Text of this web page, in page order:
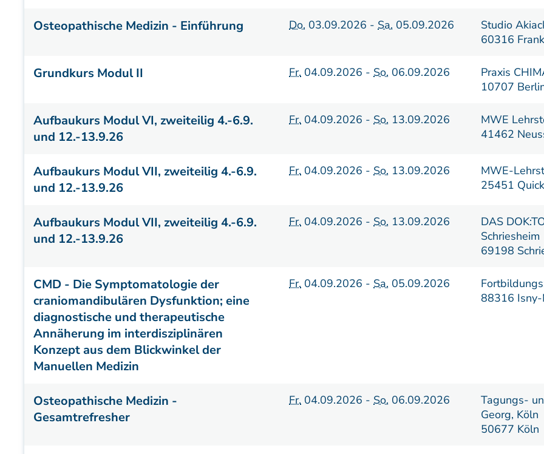
Osteopathische Medizin - Einführung Do. 03.09.2026 -Sa. 05.09.2026
Studio
60316
Grundkurs Modul II Fr. 04.09.2026 -So. 06.09.2026
Praxis
10707
Aufbaukurs Modul VI, zweiteilig 4.-6.9.
und 12.-13.9.26
Fr. 04.09.2026 -So. 13.09.2026
MWE
41462
Aufbaukurs Modul VII, zweiteilig 4.-6.9.
und 12.-13.9.26
Fr. 04.09.2026 -So. 13.09.2026
MWE-
25451
Aufbaukurs Modul VII, zweiteilig 4.-6.9.
und 12.-13.9.26
Fr. 04.09.2026 -So. 13.09.2026
DAS
Schriesheim
69198
CMD - Die Symptomatologie der
craniomandibulären Dysfunktion; eine
diagnostische und therapeutische
Annäherung im interdisziplinären
Konzept aus dem Blickwinkel der
Manuellen Medizin
Fr. 04.09.2026 -Sa. 05.09.2026
88316 Isny-
Osteopathische Medizin -
Gesamtrefresher
Fr. 04.09.2026 -So. 06.09.2026
Tagungs-
Georg, Köln
50677 Köln